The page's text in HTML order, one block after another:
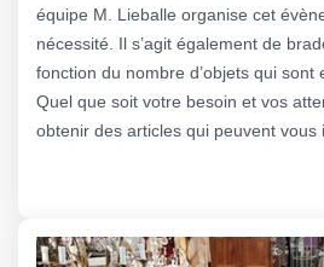
équipe M. Lieballe organise cet
nécessité. Il s’agit également de
fonction du nombre d’objets qui sont
Quel que soit votre besoin et vos
obtenir des articles qui peuvent vous